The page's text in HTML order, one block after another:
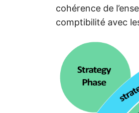
cohérence de
comptibilité avec